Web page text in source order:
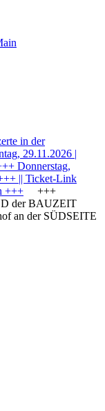
in der
29.11.2026 |
Donnerstag,
|| Ticket-Link
+++ +++
der BAUZEIT
an der SÜDSEITE